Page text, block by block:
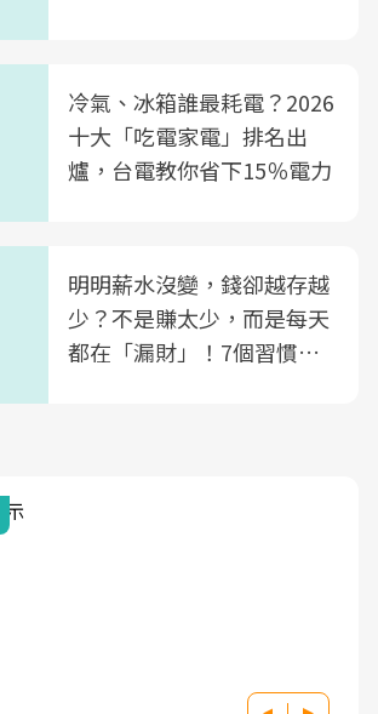
光田醫院建構360度女性健
康照護生態圈
冷氣、冰箱誰最耗電？2026
十大「吃電家電」排名出
爐，台電教你省下15％電力
明明薪水沒變，錢卻越存越
少？不是賺太少，而是每天
都在「漏財」！7個習慣一